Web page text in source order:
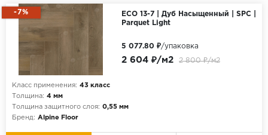
-7%
ECO 13-7 | Дуб Насыщенный | SPC |
Parquet Light
Класс применения: 43 класс
Толщина: 4 мм
Толщина защитного слоя: 0,55 мм
Бренд: Alpine Floor
2 604 ₽/м2 2 800 ₽/м2
5 077.80 ₽/упаковка